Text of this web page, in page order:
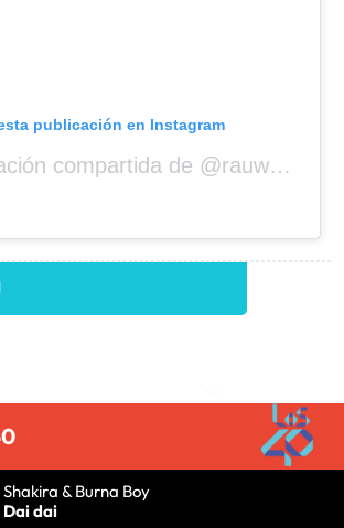
publicación en Instagram
Una publicación compartida de @rauwalejandro
Shakira & Burna Boy
Dai dai